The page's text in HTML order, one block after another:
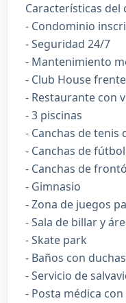
Características del
- Condominio
- Seguridad 24/7
- Mantenimiento
- Club House
- Restaurante con
- 3 piscinas
- Canchas de tenis
- Canchas de
- Canchas de
- Gimnasio
- Zona de juegos
- Sala de billar y
- Skate park
- Baños con
- Servicio de
- Posta médica